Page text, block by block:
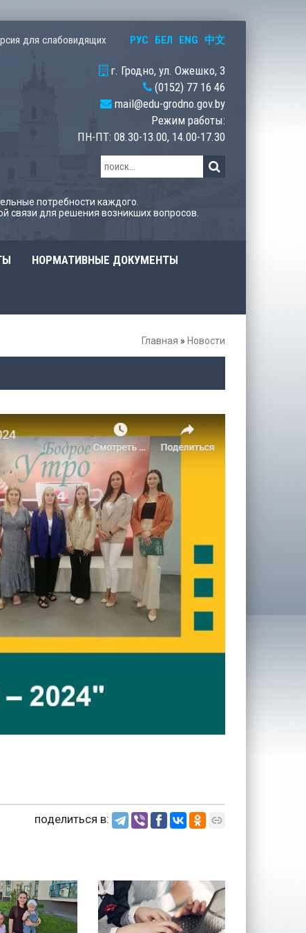
для слабовидящих РУС БЕЛ ENG 中文
г. Гродно, ул. Ожешко, 3
(0152) 77 16 46
mail@edu-grodno.gov.by
Режим работы:
ПН-ПТ: 08.30-13.00, 14.00-17.30
потребности каждого.
для решения возникших вопросов.
НОРМАТИВНЫЕ ДОКУМЕНТЫ
Главная » Новости
поделиться в: